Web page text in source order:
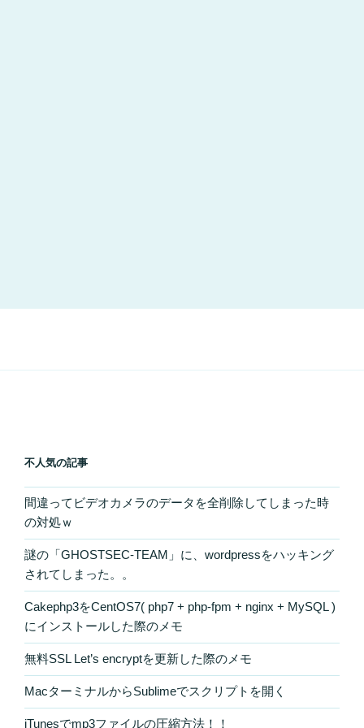
不人気の記事
間違ってビデオカメラのデータを全削除してしまった時
の対処ｗ
謎の「GHOSTSEC-TEAM」に、wordpressをハッキング
されてしまった。。
Cakephp3をCentOS7( php7 + php-fpm + nginx + MySQL )
にインストールした際のメモ
無料SSL Let’s encryptを更新した際のメモ
MacターミナルからSublimeでスクリプトを開く
iTunesでmp3ファイルの圧縮方法！！